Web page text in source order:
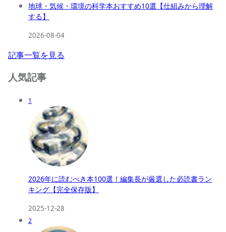
地球・気候・環境の科学本おすすめ10選【仕組みから理解
する】
2026-08-04
記事一覧を見る
人気記事
1
2026年に読むべき本100選！編集長が厳選した必読書ラン
キング【完全保存版】
2025-12-28
2